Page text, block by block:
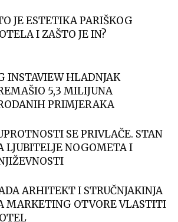
JE ESTETIKA PARIŠKOG
I ZAŠTO JE IN?
INSTAVIEW HLADNJAK
5,3 MILIJUNA
PRIMJERAKA
SE PRIVLAČE. STAN
LJUBITELJE NOGOMETA I
ARHITEKT I STRUČNJAKINJA
MARKETING OTVORE VLASTITI